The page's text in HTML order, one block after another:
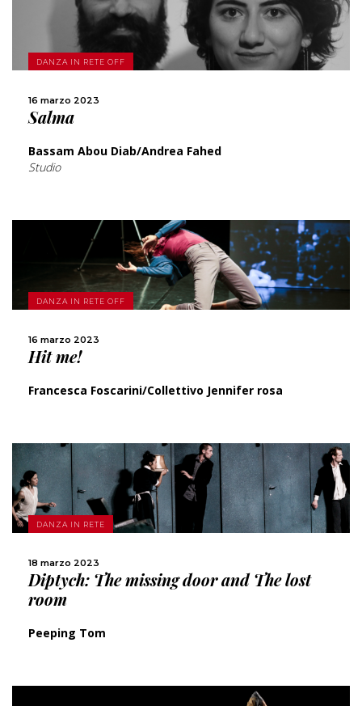
DANZA IN RETE OFF
16 marzo 2023
Salma
Bassam Abou Diab/Andrea Fahed
Studio
SCOPRI DI PIÙ
DANZA IN RETE OFF
16 marzo 2023
Hit me!
Francesca Foscarini/Collettivo Jennifer rosa
SCOPRI DI PIÙ
DANZA IN RETE
18 marzo 2023
Diptych: The missing door and The lost
room
Peeping Tom
SCOPRI DI PIÙ